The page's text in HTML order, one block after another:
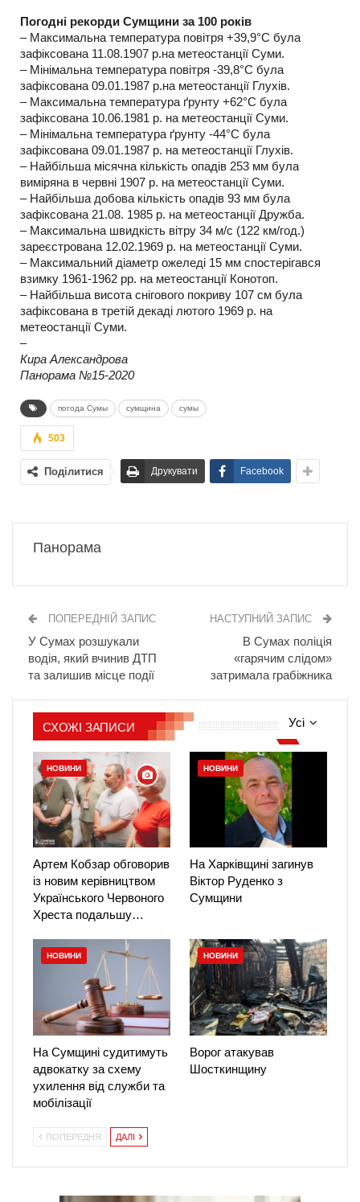
Погодні рекорди Сумщини за 100 років
– Максимальна температура повітря +39,9°С була
зафіксована 11.08.1907 р.на метеостанції Суми.
– Мінімальна температура повітря -39,8°С була
зафіксована 09.01.1987 р.на метеостанції Глухів.
– Максимальна температура ґрунту +62°С була
зафіксована 10.06.1981 р. на метеостанції Суми.
– Мінімальна температура ґрунту -44°С була
зафіксована 09.01.1987 р. на метеостанції Глухів.
– Найбільша місячна кількість опадів 253 мм була
виміряна в червні 1907 р. на метеостанції Суми.
– Найбільша добова кількість опадів 93 мм була
зафіксована 21.08. 1985 р. на метеостанції Дружба.
– Максимальна швидкість вітру 34 м/с (122 км/год.)
зареєстрована 12.02.1969 р. на метеостанції Суми.
– Максимальний діаметр ожеледі 15 мм спостерігався
взимку 1961-1962 рр. на метеостанції Конотоп.
– Найбільша висота снігового покриву 107 см була
зафіксована в третій декаді лютого 1969 р. на
метеостанції Суми.
–
Кира Александрова
Панорама №15-2020
погода Сумы сумщина сумы
503
Поділитися Друкувати Facebook
Панорама
ПОПЕРЕДНІЙ ЗАПИС
У Сумах розшукали
водія, який вчинив ДТП
та залишив місце події
НАСТУПНИЙ ЗАПИС
В Сумах поліція
«гарячим слідом»
затримала грабіжника
Усі
СХОЖІ ЗАПИСИ
НОВИНИ
Артем Кобзар обговорив
із новим керівництвом
Українського Червоного
Хреста подальшу…
НОВИНИ
На Харківщині загинув
Віктор Руденко з
Сумщини
НОВИНИ
На Сумщині судитимуть
адвокатку за схему
ухилення від служби та
мобілізації
НОВИНИ
Ворог атакував
Шосткинщину
ПОПЕРЕДНЯ ДАЛІ